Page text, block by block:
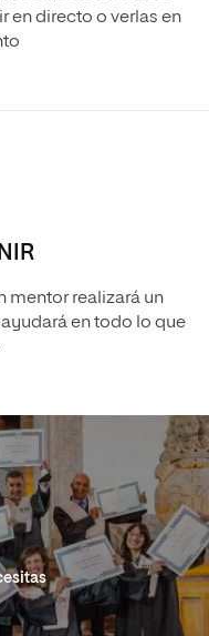
en directo o verlas en
mentor realizará un
en todo lo que